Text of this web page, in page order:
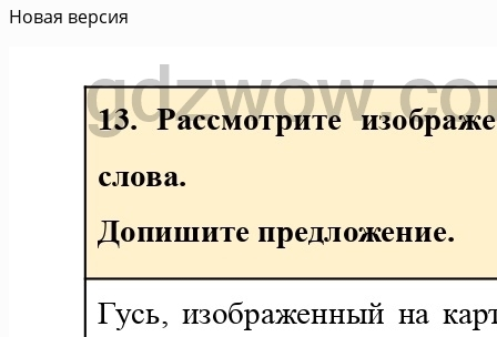
Новая версия